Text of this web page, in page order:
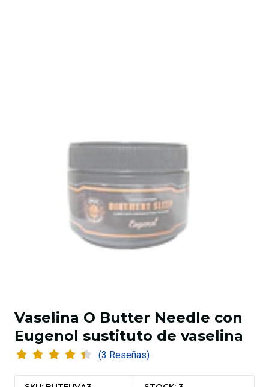
Vaselina O Butter Needle con
Eugenol sustituto de vaselina
(3 Reseñas)